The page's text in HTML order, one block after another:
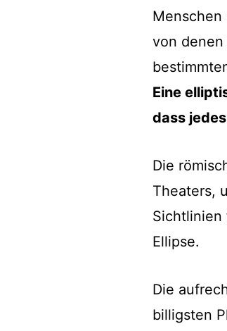
Menschen
von
Eine
dass
Die
Theaters,
Sichtlinien
Ellipse.
Die
billigsten